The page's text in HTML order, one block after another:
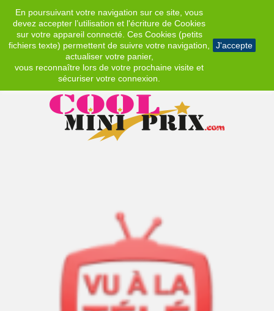
En poursuivant votre navigation sur ce site, vous
devez accepter l’utilisation et l'écriture de Cookies
sur votre appareil connecté. Ces Cookies (petits
fichiers texte) permettent de suivre votre navigation,
actualiser votre panier,
vous reconnaître lors de votre prochaine visite et
sécuriser votre connexion.
J'accepte
EUR